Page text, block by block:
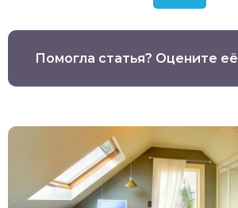
Помогла статья? Оцените её